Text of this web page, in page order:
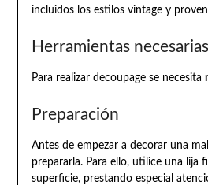
incluidos los estilos vintage y
Herramientas necesarias
Para realizar decoupage se necesita
Preparación
Antes de empezar a decorar una
prepararla. Para ello, utilice una lija
superficie, prestando especial